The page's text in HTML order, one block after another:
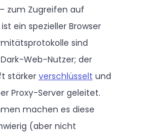
zum Zugreifen auf
ein spezieller Browser
sind
Web-Nutzer; der
stärker verschlüsselt und
Proxy-Server geleitet.
machen es diese
(aber nicht